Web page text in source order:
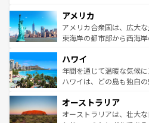
ンツ一覧を参照してほしい
の建物がそのまま残る町
博物館もあり、アルプス
ことができる。国民の所
ば市内交通費無料で観光を楽し
着のスイス情報はコンテ
アメリカ
アメリカ合衆国は、広大
東海岸の都市部から西海
のような巨大都市は、観
ンメントが詰まった刺激
西部には大自然が広がり
部のニューオーリンズでは
文化が魅力。旅行者はア
ハワイ
年間を通じて温暖な気候
ハワイは、どの島も独自
ワイ島は見逃せない。また
島だが、静かな自然を求
オーストラリア
オーストラリアは、壮大